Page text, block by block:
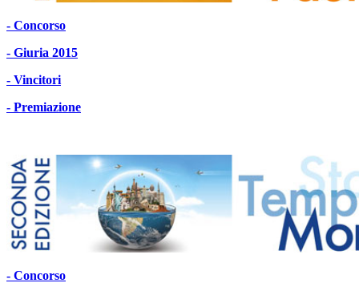
- Concorso
- Giuria 2015
- Vincitori
- Premiazione
- Concorso